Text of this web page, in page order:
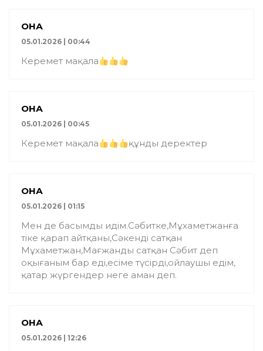
ҚОНАҚ
05.01.2026 | 00:44
Керемет мақала
ҚОНАҚ
05.01.2026 | 00:45
Керемет мақала құнды деректер
ҚОНАҚ
05.01.2026 | 01:15
Мен де басымды идім.Сәбитке,Мұхаметжанға
тіке қарап айтқаны,Сәкенді сатқан
Мұхаметжан,Мағжанды сатқан Сәбит деп
оқығаным бар еді,есіме түсірді,ойлаушы едім,
қатар жүргендер неге аман деп.
ҚОНАҚ
05.01.2026 | 12:26